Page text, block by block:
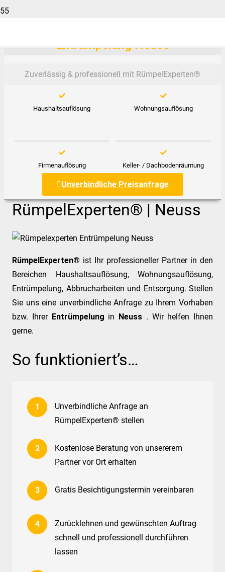
Entrümpelung Neuss
Zuverlässig & professionell mit RümpelExperten®️
Haushaltsauflösung Wohnungsauflösung
Firmenauflösung Keller- / Dachbodenräumung
Unverbindliche Preisanfrage
RümpelExperten® | Neuss
RümpelExperten® ist Ihr professioneller Partner in den
Bereichen Haushaltsauflösung, Wohnungsauflösung,
Entrümpelung, Abbrucharbeiten und Entsorgung. Stellen
Sie uns eine unverbindliche Anfrage zu Ihrem Vorhaben
bzw. Ihrer Entrümpelung in Neuss . Wir helfen Ihnen
gerne.
So funktioniert’s…
Unverbindliche Anfrage an
RümpelExperten® stellen
Kostenlose Beratung von unsererem
Partner vor Ort erhalten
Gratis Besichtigungstermin vereinbaren
Zurücklehnen und gewünschten Auftrag
schnell und professionell durchführen
lassen